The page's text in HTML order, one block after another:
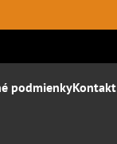
podmienkyKontakt